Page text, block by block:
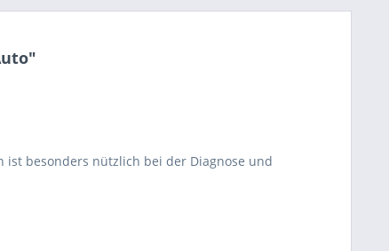
ist besonders nützlich bei der Diagnose und